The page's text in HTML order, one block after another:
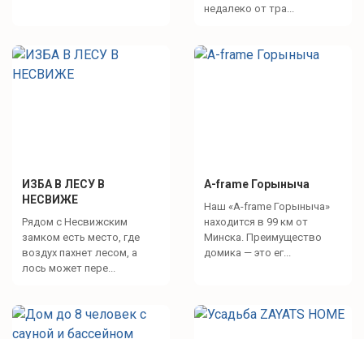
недалеко от тра...
ИЗБА В ЛЕСУ В
НЕСВИЖЕ
Рядом с Несвижским
замком есть место, где
воздух пахнет лесом, а
лось может пере...
A-frame Горыныча
Наш «A-frame Горыныча»
находится в 99 км от
Минска. Преимущество
домика — это ег...